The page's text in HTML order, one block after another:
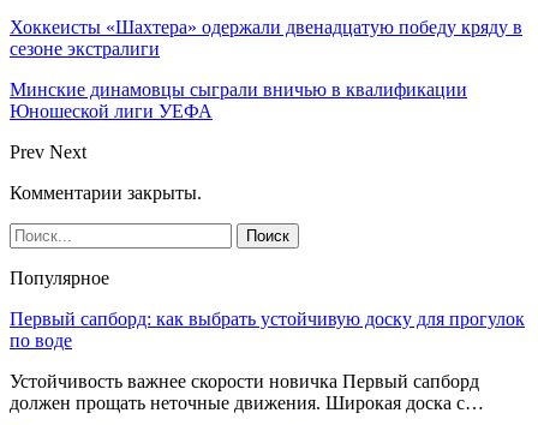
Хоккеисты «Шахтера» одержали двенадцатую победу кряду в
сезоне экстралиги
Минские динамовцы сыграли вничью в квалификации
Юношеской лиги УЕФА
Prev Next
Комментарии закрыты.
Популярное
Первый сапборд: как выбрать устойчивую доску для прогулок
по воде
Устойчивость важнее скорости новичка Первый сапборд
должен прощать неточные движения. Широкая доска с…